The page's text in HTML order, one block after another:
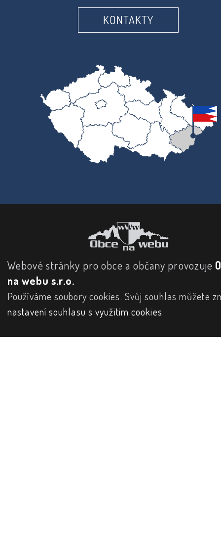
KONTAKTY
Webové stránky pro obce a občany provozuje
na webu s.r.o.
Používáme soubory cookies. Svůj souhlas můžete
nastavení souhlasu s využitím cookies.